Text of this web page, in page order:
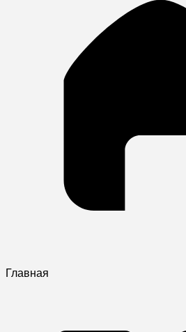
Главная